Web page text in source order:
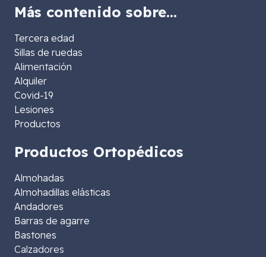
Más contenido sobre…
Tercera edad
Sillas de ruedas
Alimentación
Alquiler
Covid-19
Lesiones
Productos
Productos Ortopédicos
Almohadas
Almohadillas elásticas
Andadores
Barras de agarre
Bastones
Calzadores